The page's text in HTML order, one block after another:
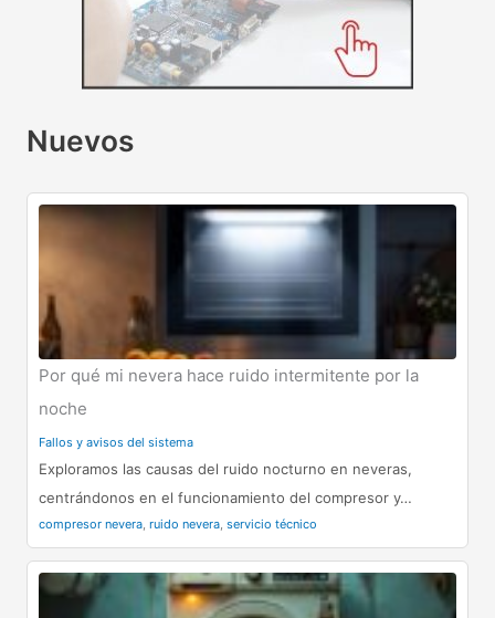
Nuevos
Por qué mi nevera hace ruido intermitente por la
noche
Fallos y avisos del sistema
Exploramos las causas del ruido nocturno en neveras,
centrándonos en el funcionamiento del compresor y…
compresor nevera, ruido nevera, servicio técnico